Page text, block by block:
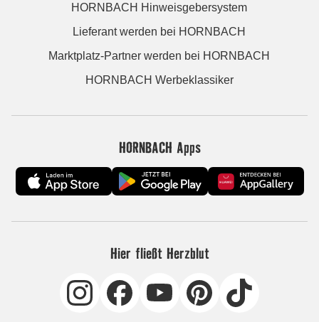
HORNBACH Hinweisgebersystem
Lieferant werden bei HORNBACH
Marktplatz-Partner werden bei HORNBACH
HORNBACH Werbeklassiker
HORNBACH Apps
Hier fließt Herzblut